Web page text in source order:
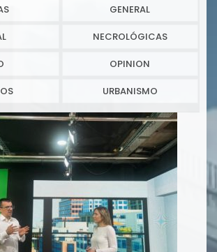
GENERAL
NECROLÓGICAS
OPINION
URBANISMO